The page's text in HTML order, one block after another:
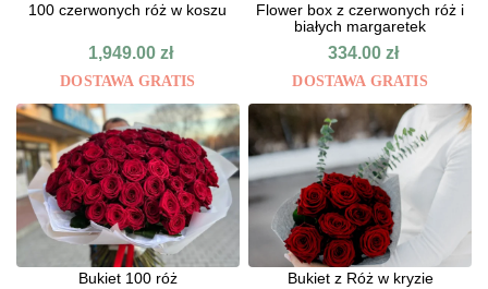
100 czerwonych róż w koszu
1,949.00zł
DOSTAWA GRATIS
Flower box z czerwonych róż i
białych margaretek
334.00zł
DOSTAWA GRATIS
Bukiet 100 róż Bukiet z Róż w kryzie